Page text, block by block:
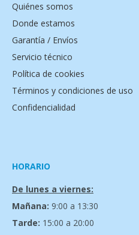
Quiénes somos
Donde estamos
Garantía / Envíos
Servicio técnico
Política de cookies
Términos y condiciones de uso
Confidencialidad
HORARIO
De lunes a viernes:
Mañana: 9:00 a 13:30
Tarde: 15:00 a 20:00